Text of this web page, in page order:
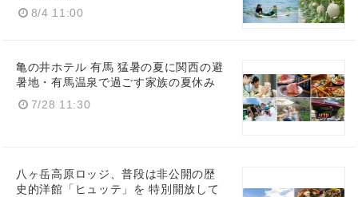
8/4 11:00
亀の井ホテル 有馬 猛暑の夏に関西の避
暑地・有馬温泉で過ごす家族の夏休み
7/28 11:30
八ヶ岳高原ロッジ、普段は非公開の歴
史的洋館「ヒュッテ」を 特別開放して